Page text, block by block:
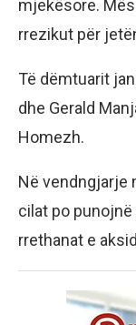
mjekësore.
rrezikut për
Të dëmtuarit
dhe Gerald
Homezh.
Në vendngjarje
cilat po
rrethanat e